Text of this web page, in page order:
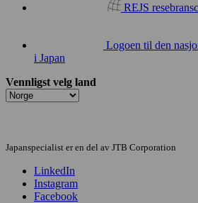
REJS
Logoen til den
i Japan
Vennligst velg land
Japanspecialist er en del av JTB Corporation
LinkedIn
Instagram
Facebook